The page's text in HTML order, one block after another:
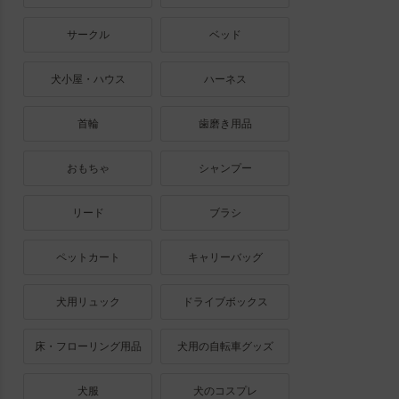
サークル ベッド
犬小屋・ハウス ハーネス
首輪 歯磨き用品
おもちゃ シャンプー
リード ブラシ
ペットカート キャリーバッグ
犬用リュック ドライブボックス
床・フローリング用品 犬用の自転車グッズ
犬服 犬のコスプレ